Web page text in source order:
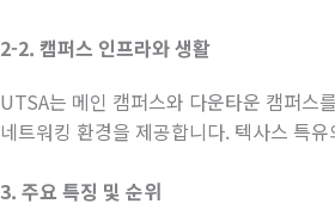
2-2. 캠퍼스 인프라와생활
UTSA는 메인 캠퍼스와 다운타운 캠퍼스
네트워킹 환경을 제공합니다. 텍사스 특
3. 주요 특징 및 순위